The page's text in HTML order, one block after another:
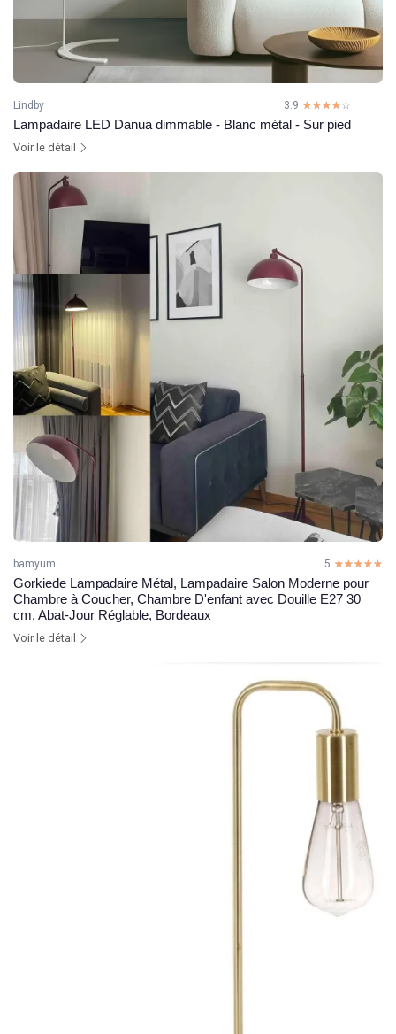
Lindby 3.9 ☆☆☆☆☆
★★★★★
Lampadaire LED Danua dimmable - Blanc métal - Sur pied
Voir le détail
bamyum 5 ☆☆☆☆☆
★★★★★
Gorkiede Lampadaire Métal, Lampadaire Salon Moderne pour
Chambre à Coucher, Chambre D'enfant avec Douille E27 30
cm, Abat-Jour Réglable, Bordeaux
Voir le détail